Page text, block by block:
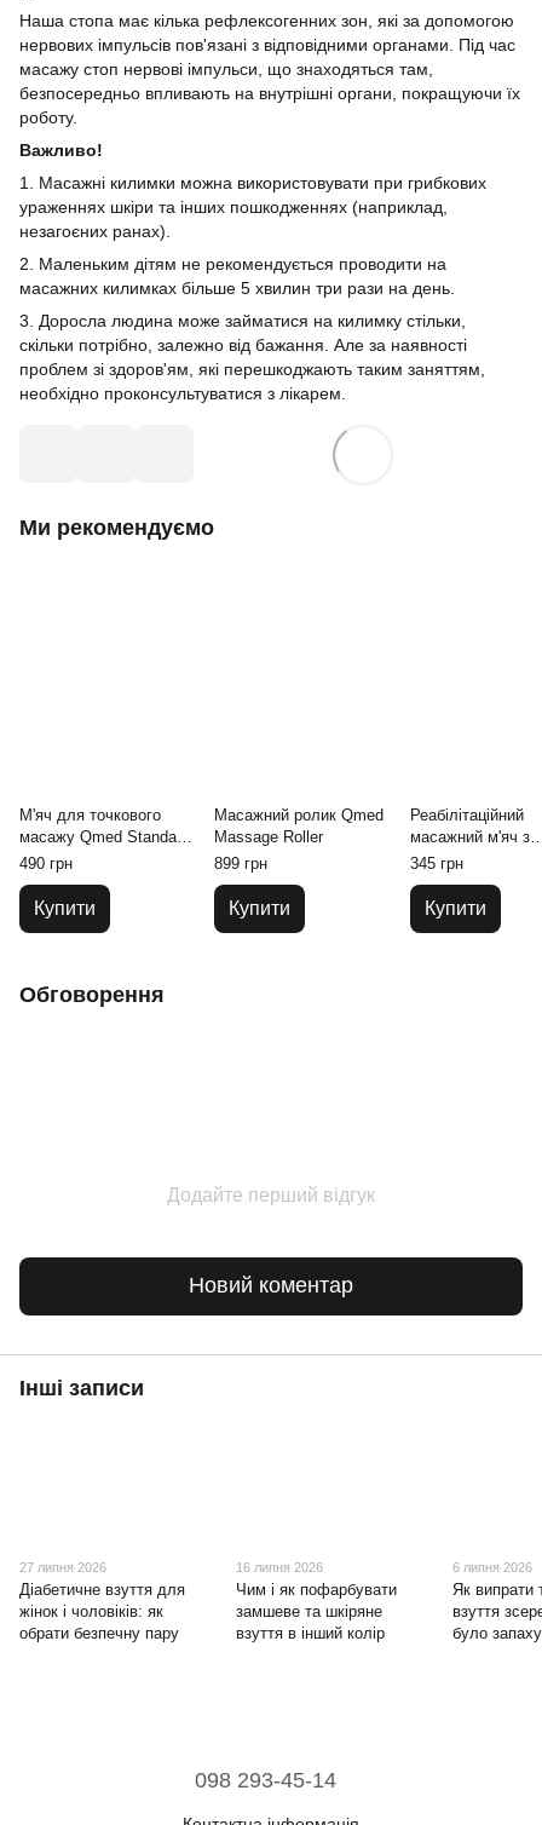
Наша стопа має кілька рефлексогенних зон, які за допомогою
нервових імпульсів пов'язані з відповідними органами. Під час
масажу стоп нервові імпульси, що знаходяться там,
безпосередньо впливають на внутрішні органи, покращуючи їх
роботу.
Важливо!
1. Масажні килимки можна використовувати при грибкових
ураженнях шкіри та інших пошкодженнях (наприклад,
незагоєних ранах).
2. Маленьким дітям не рекомендується проводити на
масажних килимках більше 5 хвилин три рази на день.
3. Доросла людина може займатися на килимку стільки,
скільки потрібно, залежно від бажання. Але за наявності
проблем зі здоров'ям, які перешкоджають таким заняттям,
необхідно проконсультуватися з лікарем.
Ми рекомендуємо
М'яч для точкового
масажу Qmed Standard
Ball 8 см
490 грн
Купити
Масажний ролик Qmed
Massage Roller
899 грн
Купити
Реабілітаційний
масажний м'яч з
шипами 9 см
345 грн
Купити
Обговорення
Додайте перший відгук
Новий коментар
Інші записи
27 липня 2026
Діабетичне взуття для
жінок і чоловіків: як
обрати безпечну пару
16 липня 2026
Чим і як пофарбувати
замшеве та шкіряне
взуття в інший колір
6 липня 2026
Як випрати
взуття
було запаху
098 293-45-14